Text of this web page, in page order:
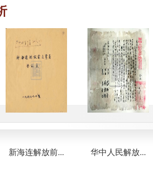
织离退休干部党员开展“奋进‘十五五’，
”主题党日活动
组织树立和践行正确政绩观学习教育专题
暨理论学习中心组专题学习会
新海连解放前... 华中人民解放...